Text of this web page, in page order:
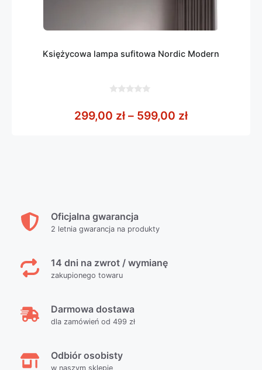
Księżycowa lampa sufitowa Nordic Modern
5
299,00 zł – 599,00 złZakres cen:
Oficjalna gwarancja
2 letnia gwarancja na produkty
14 dni na zwrot / wymianę
zakupionego towaru
Darmowa dostawa
dla zamówień od 499 zł
Odbiór osobisty
w naszym sklepie